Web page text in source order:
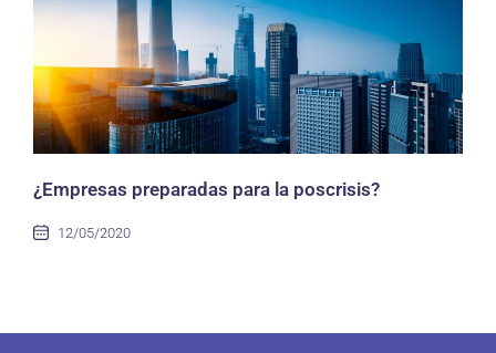
¿Empresas preparadas para la poscrisis?
12/05/2020